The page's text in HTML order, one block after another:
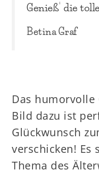
Genieß‘ die
Betina Graf
Das humorvolle
Bild dazu ist
Glückwunsch
verschicken! Es
Thema des